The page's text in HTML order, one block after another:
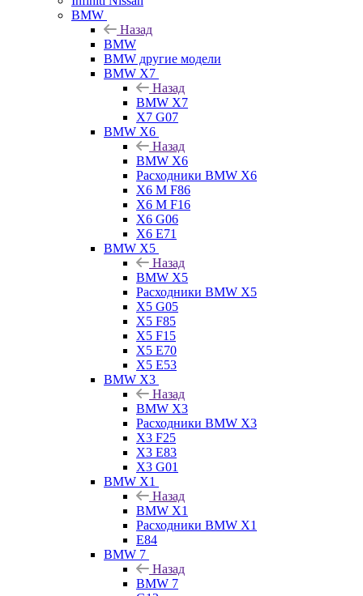
BMW
Назад
BMW
BMW другие модели
BMW X7
Назад
BMW X7
X7 G07
BMW X6
Назад
BMW X6
Расходники BMW X6
X6 M F86
X6 M F16
X6 G06
X6 E71
BMW X5
Назад
BMW X5
Расходники BMW X5
X5 G05
X5 F85
X5 F15
X5 E70
X5 E53
BMW X3
Назад
BMW X3
Расходники BMW X3
X3 F25
X3 E83
X3 G01
BMW X1
Назад
BMW X1
Расходники BMW X1
E84
BMW 7
Назад
BMW 7